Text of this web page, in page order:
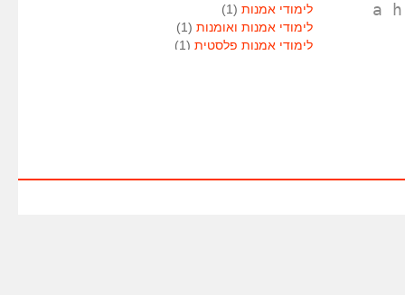
<a
לימודי אמנות (1)
לימודי אמנות ואומנות (1)
לימודי אמנות פלסטית (1)